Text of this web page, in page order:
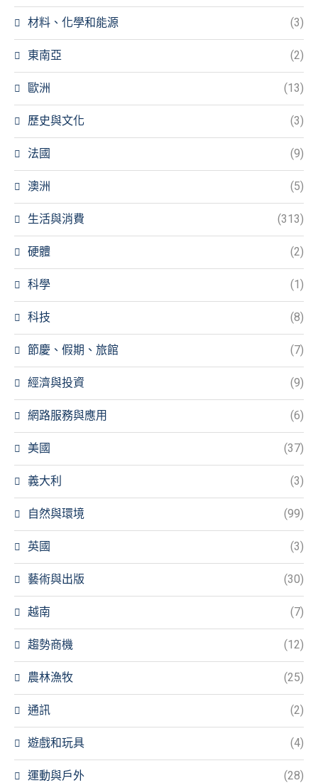
材料、化學和能源 (3)
東南亞 (2)
歐洲 (13)
歷史與文化 (3)
法國 (9)
澳洲 (5)
生活與消費 (313)
硬體 (2)
科學 (1)
科技 (8)
節慶、假期、旅館 (7)
經濟與投資 (9)
網路服務與應用 (6)
美國 (37)
義大利 (3)
自然與環境 (99)
英國 (3)
藝術與出版 (30)
越南 (7)
趨勢商機 (12)
農林漁牧 (25)
通訊 (2)
遊戲和玩具 (4)
運動與戶外 (28)